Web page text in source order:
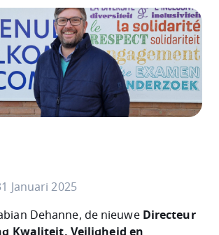
Januari 2025
Dehanne, de nieuwe Directeur
Kwaliteit, Veiligheid en